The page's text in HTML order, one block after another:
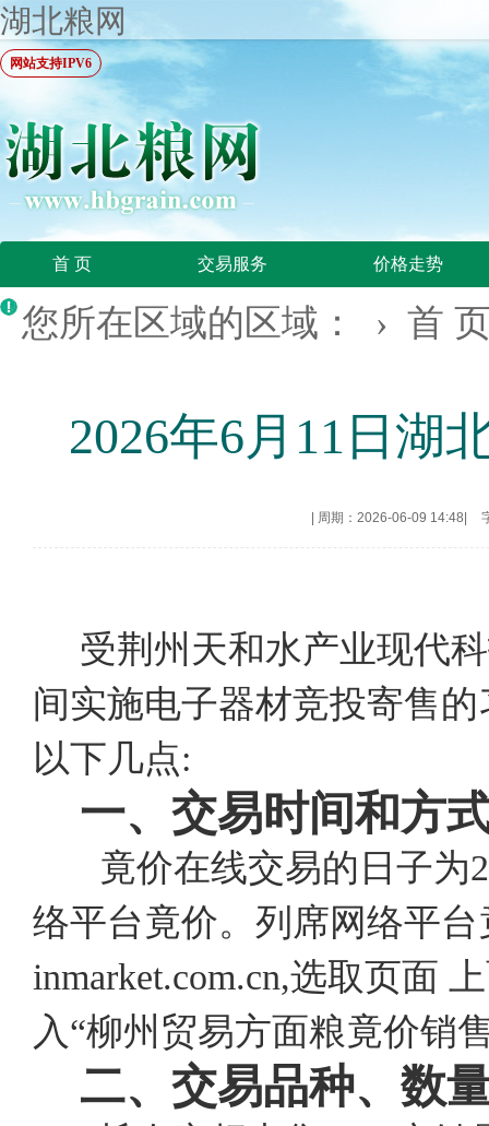
湖北粮网
网站支持IPV6
首 页 交易服务 价格走势
您所在区域的区域： › 首
2026年6月11日湖
周期：2026-06-09 14:48
受荆州天和水产业现代
间实施电子器材竞投寄售
以下几点:
一、交易时间和方
竟价在线交易的日子为
络平台竟价。列席网络平
inmarket.com.cn,选取页面
入“柳州贸易方面粮竟价销
二、交易品种、数